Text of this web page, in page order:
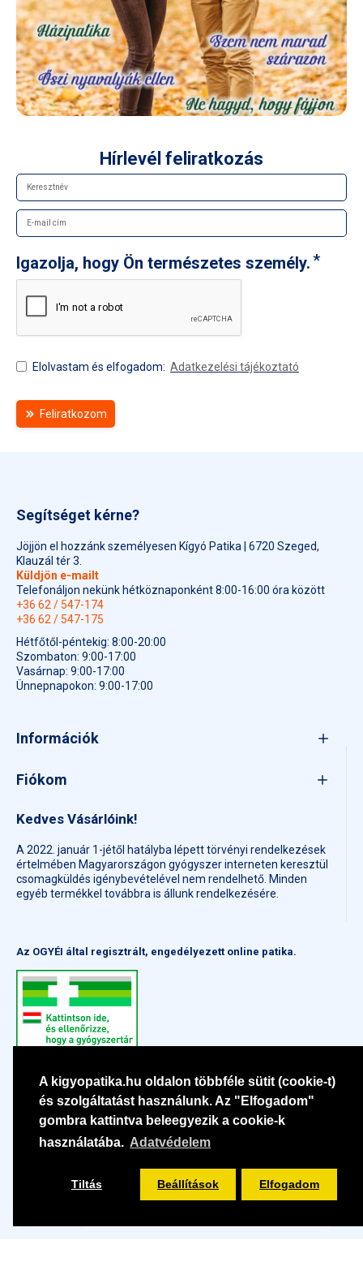
A kigyopatika.hu oldalon többféle sütit (cookie-t)
és szolgáltatást használunk. Az "Elfogadom"
gombra kattintva beleegyezik a cookie-k
használatába. Adatvédelem
Tiltás Beállítások Elfogadom
Hírlevél feliratkozás
Igazolja, hogy Ön természetes személy.
Elolvastam és elfogadom: Adatkezelési tájékoztató
Feliratkozom
Segítséget kérne?
Jöjjön el hozzánk személyesen Kígyó Patika | 6720 Szeged,
Klauzál tér 3.
Küldjön e-mailt
Telefonáljon nekünk hétköznaponként 8:00-16:00 óra között
+36 62 / 547-174
+36 62 / 547-175
Hétfőtől-péntekig: 8:00-20:00
Szombaton: 9:00-17:00
Vasárnap: 9:00-17:00
Ünnepnapokon: 9:00-17:00
Információk
Fiókom
Kedves Vásárlóink!
A 2022. január 1-jétől hatályba lépett törvényi rendelkezések
értelmében Magyarországon gyógyszer interneten keresztül
csomagküldés igénybevételével nem rendelhető. Minden
egyéb termékkel továbbra is állunk rendelkezésére.
Az OGYÉI által regisztrált, engedélyezett online patika.